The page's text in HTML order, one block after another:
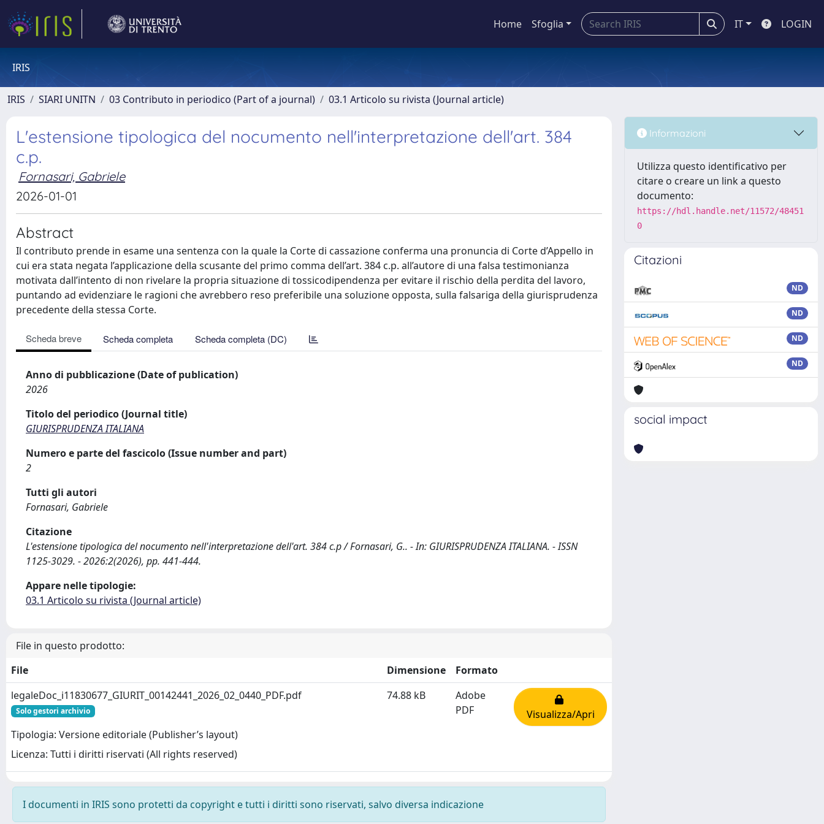
Home Sfoglia IT LOGIN
IRIS
IRIS SIARI UNITN 03 Contributo in periodico (Part of a journal) 03.1 Articolo su rivista (Journal article)
L'estensione tipologica del nocumento nell'interpretazione dell'art. 384
c.p.
Fornasari, Gabriele
2026-01-01
Abstract
Il contributo prende in esame una sentenza con la quale la Corte di cassazione conferma una pronuncia di Corte d’Appello in
cui era stata negata l’applicazione della scusante del primo comma dell’art. 384 c.p. all’autore di una falsa testimonianza
motivata dall’intento di non rivelare la propria situazione di tossicodipendenza per evitare il rischio della perdita del lavoro,
puntando ad evidenziare le ragioni che avrebbero reso preferibile una soluzione opposta, sulla falsariga della giurisprudenza
precedente della stessa Corte.
Scheda breve Scheda completa Scheda completa (DC)
Anno di pubblicazione (Date of publication)
2026
Titolo del periodico (Journal title)
GIURISPRUDENZA ITALIANA
Numero e parte del fascicolo (Issue number and part)
2
Tutti gli autori
Fornasari, Gabriele
Citazione
L'estensione tipologica del nocumento nell'interpretazione dell'art. 384 c.p / Fornasari, G.. - In: GIURISPRUDENZA ITALIANA. - ISSN
1125-3029. - 2026:2(2026), pp. 441-444.
Appare nelle tipologie:
03.1 Articolo su rivista (Journal article)
File in questo prodotto:
File
Dimensione
Formato
legaleDoc_i11830677_GIURIT_00142441_2026_02_0440_PDF.pdf
Solo gestori archivio
Tipologia: Versione editoriale (Publisher’s layout)
Licenza: Tutti i diritti riservati (All rights reserved)
74.88 kB
Adobe
PDF
Visualizza/Apri
I documenti in IRIS sono protetti da copyright e tutti i diritti sono riservati, salvo diversa indicazione
Informazioni
Utilizza questo identificativo per
citare o creare un link a questo
documento:
https://hdl.handle.net/11572/48451
0
Citazioni
ND
ND
ND
ND
social impact